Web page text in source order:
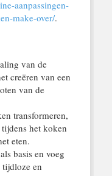
aanpassingen-
make-over/.
van de
creëren van een
van de
transformeren,
het koken
eten.
basis en voeg
tijdloze en